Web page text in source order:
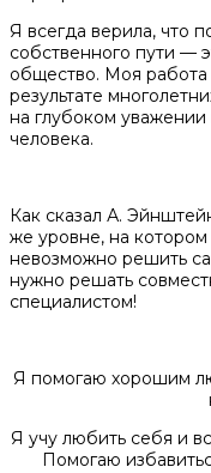
Я всегда верила, что
собственного пути —
общество. Моя работа
результате
на глубоком
человека.
Как сказал А.
же уровне, на котором
невозможно решить
нужно решать
специалистом!
Я помогаю хорошим
Я учу любить себя и
Помогаю